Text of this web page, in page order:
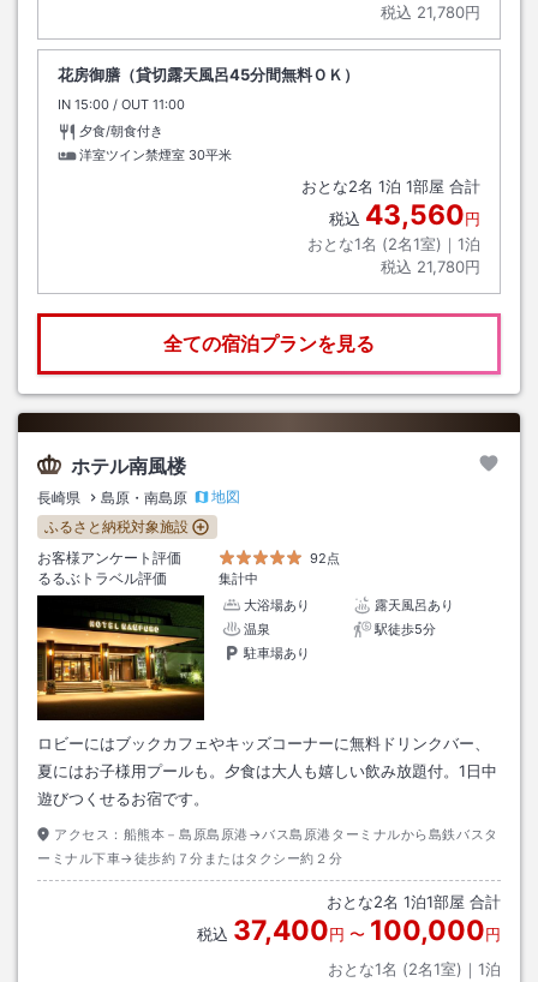
税込 21,780円
花房御膳（貸切露天風呂45分間無料ＯＫ）
IN チェックイン
15:00 / OUT チェックアウト
11:00
夕食/朝食付き
洋室ツイン禁煙室 30平米
おとな2名 1泊 1部屋 合計
税込 43,560円
おとな1名 (2名1室)｜ 1泊
税込 21,780円
全ての宿泊プランを見る
ホテル南風楼
長崎県 島原・南島原
地図
ふるさと納税対象施設
お客様アンケート評価
92点
るるぶトラベル評価
集計中
大浴場あり
露天風呂あり
温泉
駅徒歩5分
駐車場あり
ロビーにはブックカフェやキッズコーナーに無料ドリンクバー、
夏にはお子様用プールも。夕食は大人も嬉しい飲み放題付。1日中
遊びつくせるお宿です。
アクセス： 船熊本－島原島原港→バス島原港ターミナルから島鉄バスタ
ーミナル下車→徒歩約７分またはタクシー約２分
おとな2名 1泊1部屋 合計
税込 37,400円 〜 100,000円
おとな1名 (2名1室)｜ 1泊